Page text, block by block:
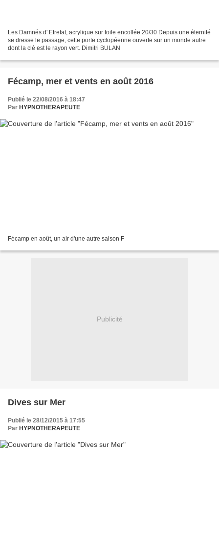
Les Damnés d' Etretat, acrylique sur toile encollée 20/30 Depuis une éternité
se dresse le passage, cette porte cyclopéenne ouverte sur un monde autre
dont la clé est le rayon vert. Dimitri BULAN
Fécamp, mer et vents en août 2016
Publié le 22/08/2016 à 18:47
Par HYPNOTHERAPEUTE
Fécamp en août, un air d'une autre saison F
Publicité
Dives sur Mer
Publié le 28/12/2015 à 17:55
Par HYPNOTHERAPEUTE